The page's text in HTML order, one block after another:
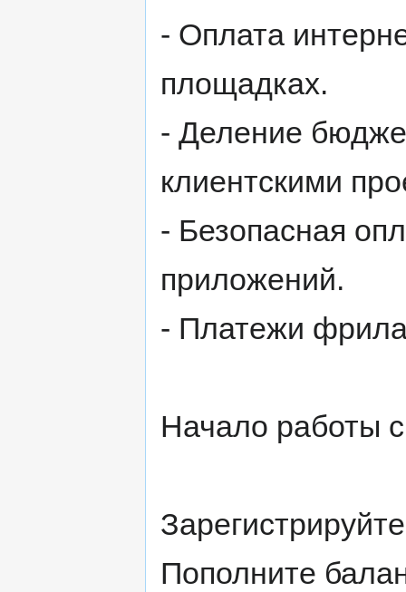
- Оплата
площадках.
- Деление
клиентскими
- Безопасная
приложений.
- Платежи
Начало работы
Пополните